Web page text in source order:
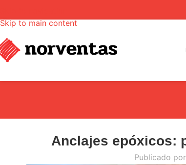
Skip to main content
Anclajes epóxicos:
Publicado por